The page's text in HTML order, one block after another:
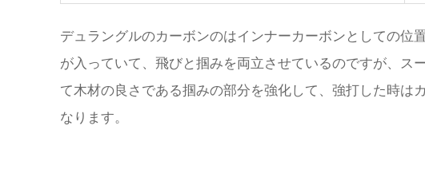
デュラングルのカーボンのはインナーカーボンとしての位
が入っていて、飛びと掴みを両立させているのですが、ス
て木材の良さである掴みの部分を強化して、強打した時は
なります。